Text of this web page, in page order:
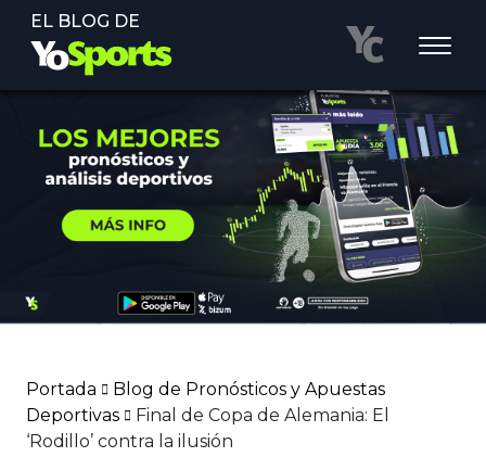
EL BLOG DE
Portada
Blog de Pronósticos y Apuestas
Deportivas
Final de Copa de Alemania: El
‘Rodillo’ contra la ilusión